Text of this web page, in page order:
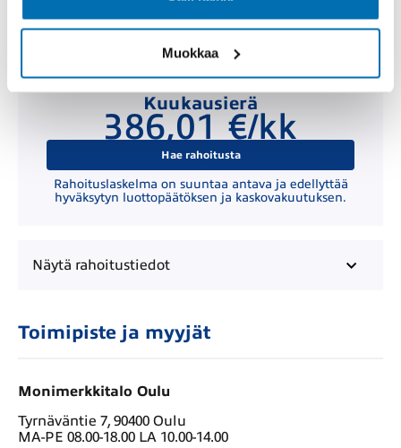
Muokkaa
Kuukausierä
386,01 €/kk
Hae rahoitusta
Rahoituslaskelma on suuntaa antava ja edellyttää
hyväksytyn luottopäätöksen ja kaskovakuutuksen.
Näytä rahoitustiedot
Toimipiste ja myyjät
Monimerkkitalo Oulu
Tyrnäväntie 7, 90400 Oulu
MA-PE 08.00-18.00 LA 10.00-14.00